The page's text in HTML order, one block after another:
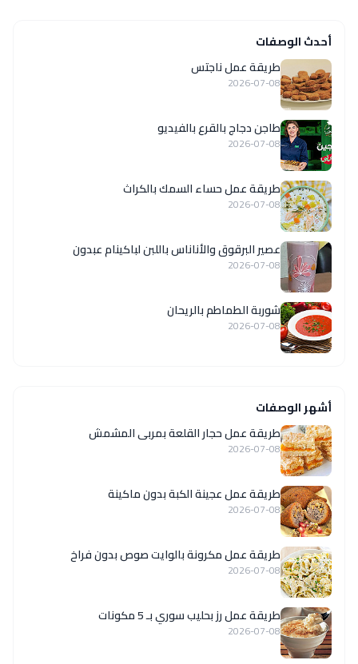
أحدث الوصفات
طريقة عمل ناجتس
2026-07-08
طاجن دجاج بالقرع بالفيديو
2026-07-08
طريقة عمل حساء السمك بالكراث
2026-07-08
عصير البرقوق والأناناس باللبن لباكينام عبدون
2026-07-08
شوربة الطماطم بالريحان
2026-07-08
أشهر الوصفات
طريقة عمل حجار القلعة بمربى المشمش
2026-07-08
طريقة عمل عجينة الكبة بدون ماكينة
2026-07-08
طريقة عمل مكرونة بالوايت صوص بدون فراخ
2026-07-08
طريقة عمل رز بحليب سوري بـ 5 مكونات
2026-07-08